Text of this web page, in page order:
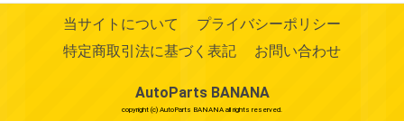
当サイトについて
プライバシーポリシー
特定商取引法に基づく表記
お問い合わせ
AutoParts BANANA
copyright (c) AutoParts BANANA all rights reserved.